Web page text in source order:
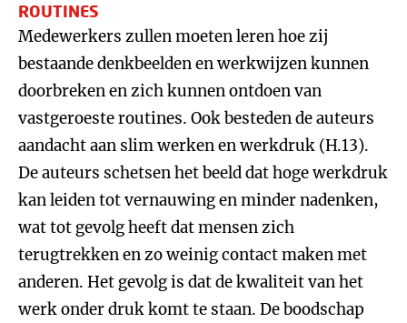
ROUTINES
Medewerkers zullen moeten leren hoe zij
bestaande denkbeelden en werkwijzen kunnen
doorbreken en zich kunnen ontdoen van
vastgeroeste routines. Ook besteden de auteurs
aandacht aan slim werken en werkdruk (H.13).
De auteurs schetsen het beeld dat hoge werkdruk
kan leiden tot vernauwing en minder nadenken,
wat tot gevolg heeft dat mensen zich
terugtrekken en zo weinig contact maken met
anderen. Het gevolg is dat de kwaliteit van het
werk onder druk komt te staan. De boodschap